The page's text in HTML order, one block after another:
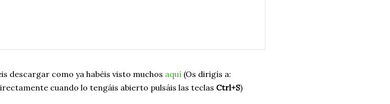
descargar como ya habéis visto muchos aquí (Os dirigís a:
cuando lo tengáis abierto pulsáis las teclas Ctrl+S)